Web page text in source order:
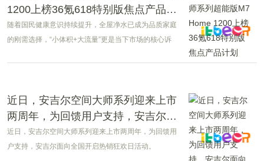
1200上榜36氪618特别版焦点产品计
划
随着国民健康意识持续提升，全屋净水已成为品质家庭
的刚需选择，“小体积+大流量”更是当下市场的核心诉
近日，安吉尔空间大师系列迎来上市
两周年，为回馈用户支持，安吉尔面
向全国开启热销狂欢日活动。
近日，安吉尔空间大师系列迎来上市两周年，为回馈用
户支持，安吉尔面向全国开启热销狂欢日活动。